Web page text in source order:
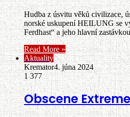
Hudba z úsvitu věků civilizace,
norské uskupení HEILUNG se
Ferdhast“ a jeho hlavní
Read More »
Aktuality
Kremator4. júna 2024
1 377
Obscene